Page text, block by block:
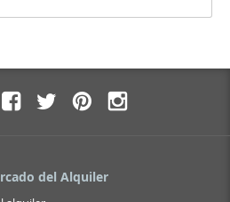
del Alquiler